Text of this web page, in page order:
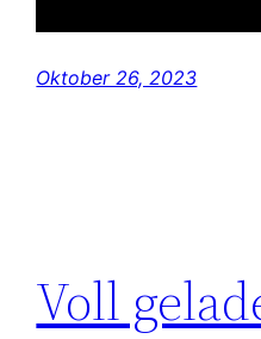
Oktober 26, 2023
Voll